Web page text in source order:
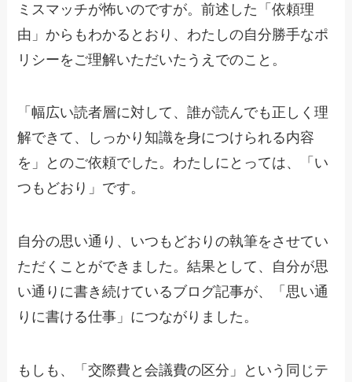
ミスマッチが怖いのですが。前述した「依頼理
由」からもわかるとおり、わたしの自分勝手なポ
リシーをご理解いただいたうえでのこと。
「幅広い読者層に対して、誰が読んでも正しく理
解できて、
しっかり知識を身につけられる内容
を」とのご依頼でした。わたしにとっては、「い
つもどおり」です。
自分の思い通り、いつもどおりの執筆をさせてい
ただくことができました。結果として、自分が思
い通りに書き続けているブログ記事が、「思い通
りに書ける仕事」につながりました。
もしも、「交際費と会議費の区分」という同じテ